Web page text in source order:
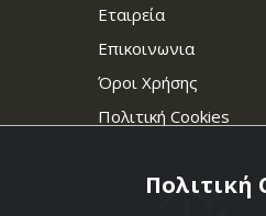
Εταιρεία
Επικοινωνια
Όροι Χρήσης
Πολιτική Cookies
Πολιτική